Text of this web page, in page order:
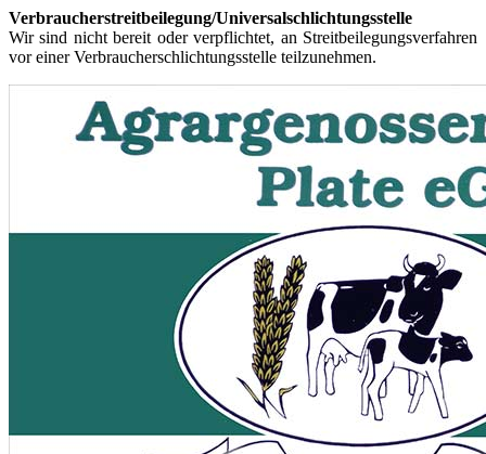
Verbraucherstreitbeilegung/Universalschlichtungsstelle
Wir sind nicht bereit oder verpflichtet, an Streitbeilegungsverfahren
vor einer Verbraucherschlichtungsstelle teilzunehmen.